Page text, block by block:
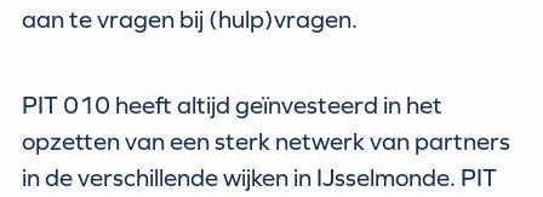
aan te vragen bij (hulp)vragen.
PIT 010 heeft altijd geïnvesteerd in het
opzetten van een sterk netwerk van partners
in de verschillende wijken in IJsselmonde. PIT